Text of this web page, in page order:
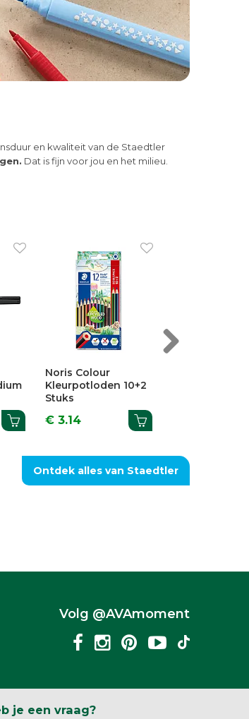
en kwaliteit van de Staedtler
Dat is fijn voor jou en het milieu.
Pigment Liner
0,5mm Zwart
€ 2.72
Ontdek alles van Staedtler
Volg @AVAmoment
je een vraag?